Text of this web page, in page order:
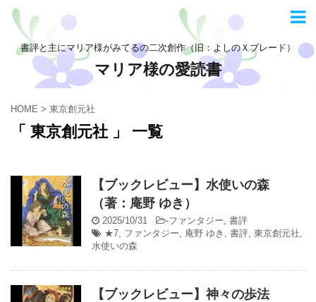
書評と主にマリア様がみてるの二次創作（旧：よしのＸブレード）
マリア様の愛読書
HOME > 東京創元社
「 東京創元社 」 一覧
【ブックレビュー】水使いの森
（著：庵野 ゆき）
2025/10/31 -ファンタジー, 書評
★7, ファンタジー, 庵野 ゆき , 書評, 東京創元社,
水使いの森
【ブックレビュー】神々の歩法